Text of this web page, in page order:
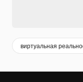
виртуальная